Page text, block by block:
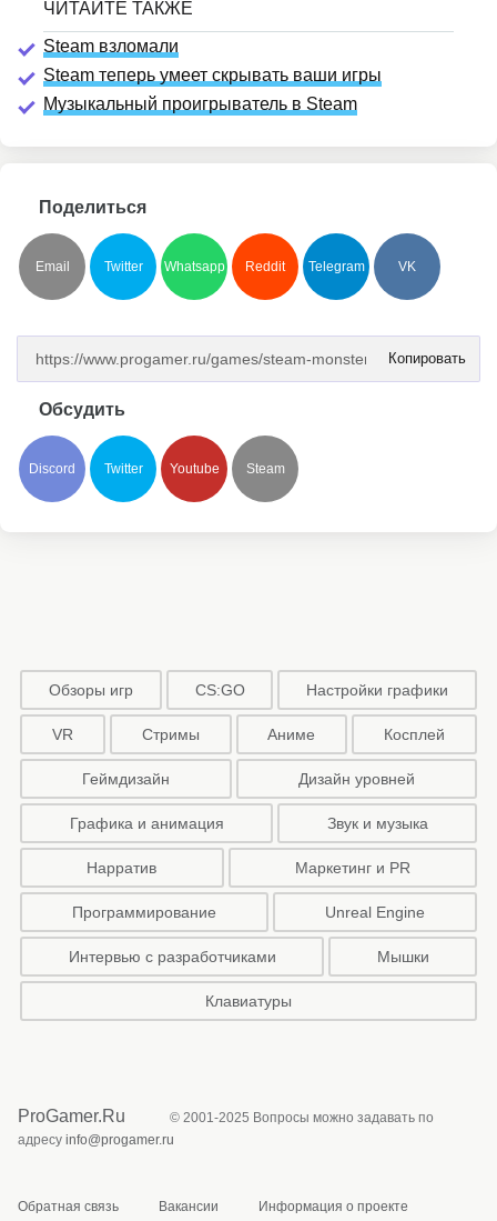
Steam взломали
Steam теперь умеет скрывать ваши игры
Музыкальный проигрыватель в Steam
Поделиться
Email Twitter Whatsapp Reddit Telegram VK
Копировать
Обсудить
Discord Twitter Youtube Steam
Обзоры игр CS:GO Настройки графики
VR Стримы Аниме Косплей
Геймдизайн Дизайн уровней
Графика и анимация Звук и музыка
Нарратив Маркетинг и PR
Программирование Unreal Engine
Интервью с разработчиками Мышки
Клавиатуры
ProGamer.Ru
© 2001-2025 Вопросы можно задавать по
адресу info@progamer.ru
Обратная связь Вакансии
Информация о проекте